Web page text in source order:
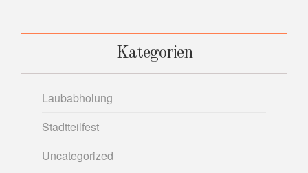
Kategorien
Laubabholung
Stadtteilfest
Uncategorized